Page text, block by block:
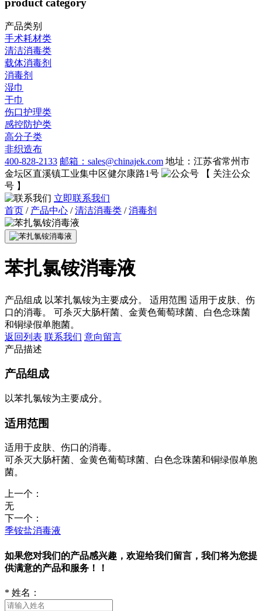
product category
产品类别
手术耗材类
清洁消毒类
载体消毒剂
消毒剂
湿巾
干巾
伤口护理类
感控防护类
高分子类
非织造布
400-828-2133 邮箱：sales@chinajek.com 地址：江苏省常州市
金坛区直溪镇工业集中区健尔康路1号
【 关注公众
号 】
立即联系我们
首页 / 产品中心 /清洁消毒类 /消毒剂
苯扎氯铵消毒液
产品组成 以苯扎氯铵为主要成分。 适用范围 适用于皮肤、伤
口的消毒。 可杀灭大肠杆菌、金黄色葡萄球菌、白色念珠菌
和铜绿假单胞菌。
返回列表 联系我们 意向留言
产品描述
产品组成
以苯扎氯铵为主要成分。
适用范围
适用于皮肤、伤口的消毒。
可杀灭大肠杆菌、金黄色葡萄球菌、白色念珠菌和铜绿假单胞
菌。
上一个：
无
下一个：
季铵盐消毒液
如果您对我们的产品感兴趣，欢迎给我们留言，我们将为您提
供满意的产品和服务！！
* 姓名：